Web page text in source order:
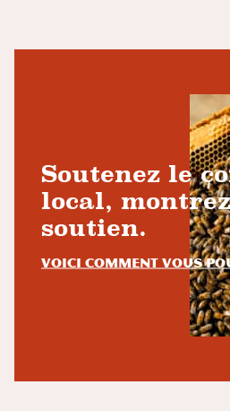
Soutenez le
local,
soutien.
Voici comment vous